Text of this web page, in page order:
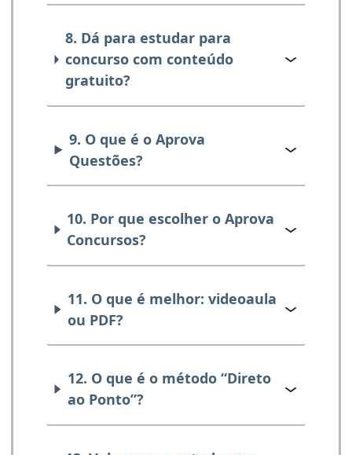
8. Dá para estudar para
concurso com conteúdo
gratuito?
9. O que é o Aprova
Questões?
10. Por que escolher o Aprova
Concursos?
11. O que é melhor: videoaula
ou PDF?
12. O que é o método “Direto
ao Ponto”?